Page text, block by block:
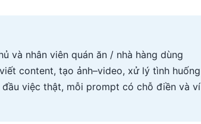
và nhân viên quán ăn / nhà hàng dùng
content, tạo ảnh–video, xử lý tình huống
việc thật, mỗi prompt có chỗ điền và ví